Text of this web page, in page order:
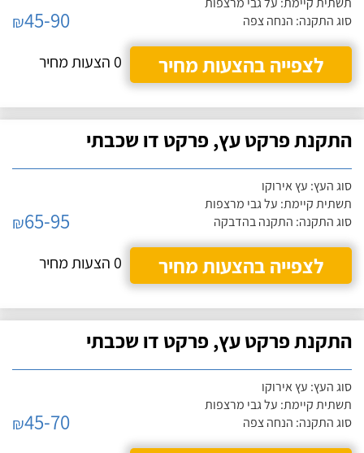
סוג התקנה: הנחה צפה
₪45-90
לצפייה בהצעות מחיר
0 הצעות מחיר
התקנת פרקט עץ, פרקט דו שכבתי
סוג העץ: עץ אירוקו
תשתית קיימת: על גבי מרצפות
סוג התקנה: התקנה בהדבקה
₪65-95
לצפייה בהצעות מחיר
0 הצעות מחיר
התקנת פרקט עץ, פרקט דו שכבתי
סוג העץ: עץ אירוקו
תשתית קיימת: על גבי מרצפות
סוג התקנה: הנחה צפה
₪45-70